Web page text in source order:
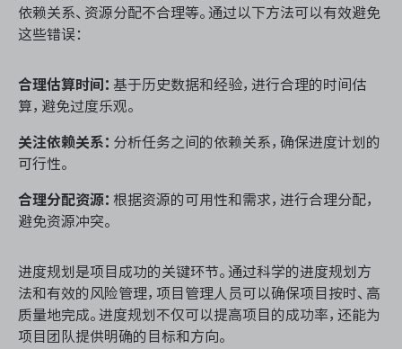
依赖关系、资源分配不合理等。通过以下方法可以有效避免
这些错误：
合理估算时间： 基于历史数据和经验，进行合理的时间估
算，避免过度乐观。
关注依赖关系： 分析任务之间的依赖关系，确保进度计划的
可行性。
合理分配资源： 根据资源的可用性和需求，进行合理分配，
避免资源冲突。
进度规划是项目成功的关键环节。通过科学的进度规划方
法和有效的风险管理，项目管理人员可以确保项目按时、高
质量地完成。进度规划不仅可以提高项目的成功率，还能为
项目团队提供明确的目标和方向。